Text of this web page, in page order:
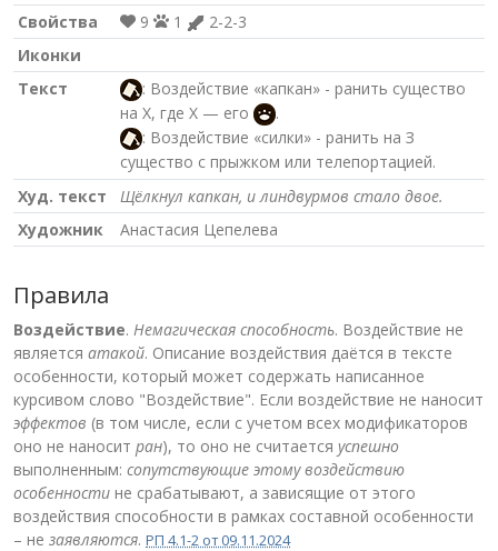
Свойства
9 1
2-2-3
Иконки
Текст
: Воздействие «капкан» - ранить существо
на X, где Х — его
.
: Воздействие «силки» - ранить на З
существо с прыжком или телепортацией.
Худ. текст
Щёлкнул капкан, и линдвурмов стало двое.
Художник
Анастасия Цепелева
Правила
Воздействие. Немагическая способность. Воздействие не
является атакой. Описание воздействия даётся в тексте
особенности, который может содержать написанное
курсивом слово "Воздействие". Если воздействие не наносит
эффектов (в том числе, если с учетом всех модификаторов
оно не наносит ран), то оно не считается успешно
выполненным: сопутствующие этому воздействию
особенности не срабатывают, а зависящие от этого
воздействия способности в рамках составной особенности
– не заявляются. РП 4.1-2 от 09.11.2024